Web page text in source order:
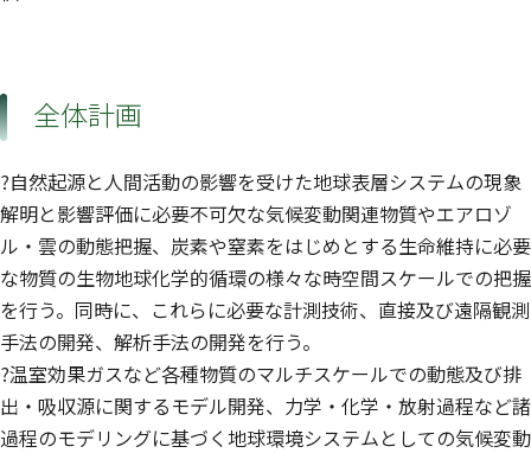
全体計画
?自然起源と人間活動の影響を受けた地球表層システムの現象
解明と影響評価に必要不可欠な気候変動関連物質やエアロゾ
ル・雲の動態把握、炭素や窒素をはじめとする生命維持に必要
な物質の生物地球化学的循環の様々な時空間スケールでの把握
を行う。同時に、これらに必要な計測技術、直接及び遠隔観測
手法の開発、解析手法の開発を行う。
?温室効果ガスなど各種物質のマルチスケールでの動態及び排
出・吸収源に関するモデル開発、力学・化学・放射過程など諸
過程のモデリングに基づく地球環境システムとしての気候変動